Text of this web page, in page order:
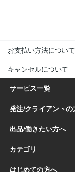
お支払い方法について
キャンセルについて